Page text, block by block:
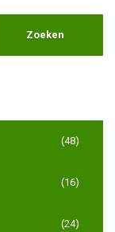
Zoeken
(48)
(16)
(24)